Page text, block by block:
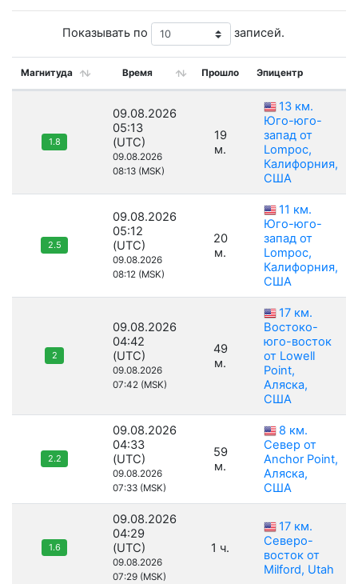
Показывать по записей.
Магнитуда Время Прошло Эпицентр
1.8
09.08.2026
05:13
(UTC)
09.08.2026
08:13 (MSK)
19
м.
13 км.
Юго-юго-
запад от
Lompoc,
Калифорния,
США
2.5
09.08.2026
05:12
(UTC)
09.08.2026
08:12 (MSK)
20
м.
11 км.
Юго-юго-
запад от
Lompoc,
Калифорния,
США
2
09.08.2026
04:42
(UTC)
09.08.2026
07:42 (MSK)
49
м.
17 км.
Востоко-
юго-восток
от Lowell
Point,
Аляска,
США
2.2
09.08.2026
04:33
(UTC)
09.08.2026
07:33 (MSK)
59
м.
8 км.
Север от
Anchor Point,
Аляска,
США
1.6
09.08.2026
04:29
(UTC)
09.08.2026
07:29 (MSK)
1 ч.
17 км.
Северо-
восток от
Milford, Utah